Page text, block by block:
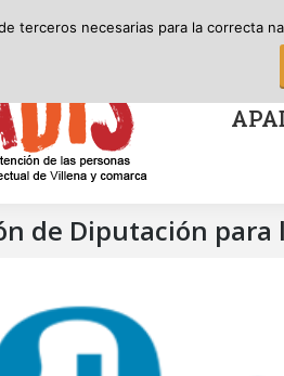
de Diputación
terceros necesarias para la correcta
APADIS